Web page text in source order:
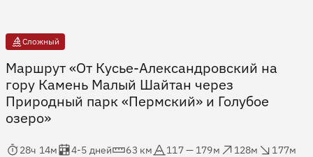
Сложный
Маршрут «От Кусье-Александровский на
гору Камень Малый Шайтан через
Природный парк «Пермский» и Голубое
озеро»
в пути
28ч 14м
Оценка в днях
4-5 дней
63 км
117 — 179м
128м
177м